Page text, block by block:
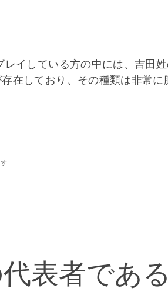
イしている方の中には、吉田
在しており、その種類は非常に
表者であ